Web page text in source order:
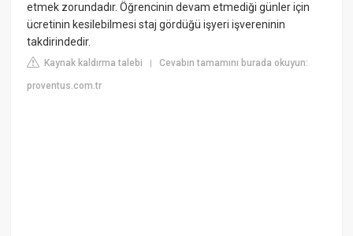
etmek zorundadır. Öğrencinin devam etmediği günler için
ücretinin kesilebilmesi staj gördüğü işyeri işvereninin
takdirindedir.
Kaynak kaldırma talebi |Cevabın tamamını burada okuyun:
proventus.com.tr